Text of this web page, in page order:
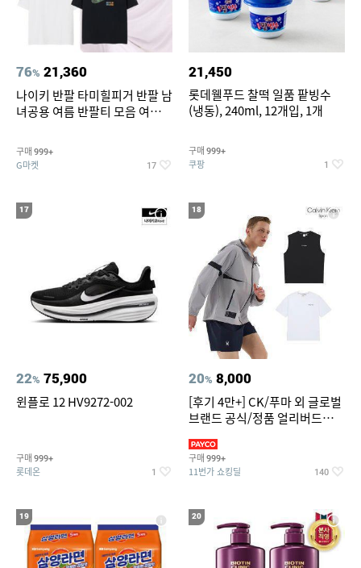
76% 21,360
나이키 반팔 타미힐피거 반팔 남
녀공용 여름 반팔티 모음 여름
구매 999+
G마켓 17
21,450
롯데웰푸드 찰떡 일품 팥빙수
(냉동), 240ml, 12개입, 1개
구매 999+
쿠팡 1
17
22% 75,900
윈플로 12 HV9272-002
구매 999+
롯데온 1
18
20% 8,000
[후기 4만+] CK/푸마 외 글로벌
브랜드 공식/정품 얼리버드
구매 999+
11번가 쇼킹딜 140
19 20